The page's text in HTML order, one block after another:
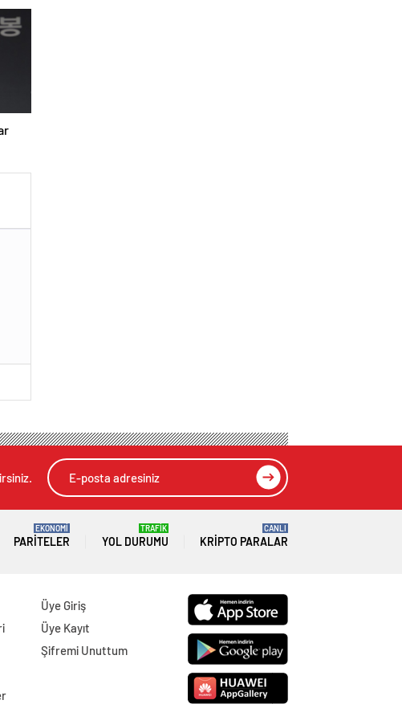
PARITELER
EKONOMİ
YOL DURUMU
TRAFİK
KRIPTO PARALAR
CANLI
Üye Giriş
Üye Kayıt
Şifremi Unuttum